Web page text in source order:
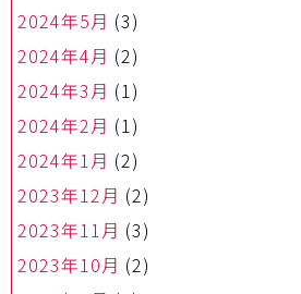
2024年5月 (3)
2024年4月 (2)
2024年3月 (1)
2024年2月 (1)
2024年1月 (2)
2023年12月 (2)
2023年11月 (3)
2023年10月 (2)